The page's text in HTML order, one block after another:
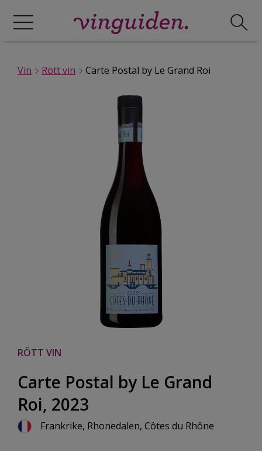
Vin Rött vin Carte Postal by Le Grand Roi
RÖTT VIN
Carte Postal by Le Grand
Roi, 2023
Frankrike, Rhonedalen, Côtes du Rhône